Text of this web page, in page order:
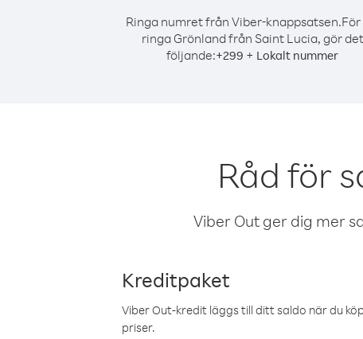
Ringa numret från Viber-knappsatsen.
ringa Grönland från Saint Lucia, gör det
följande:+299 + Lokalt nummer
Råd för
Viber Out ger dig mer
Kreditpaket
Viber Out-kredit läggs till ditt saldo när du
priser.